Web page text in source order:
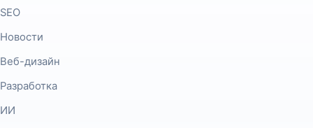
SEO
Новости
Веб-дизайн
Разработка
ИИ